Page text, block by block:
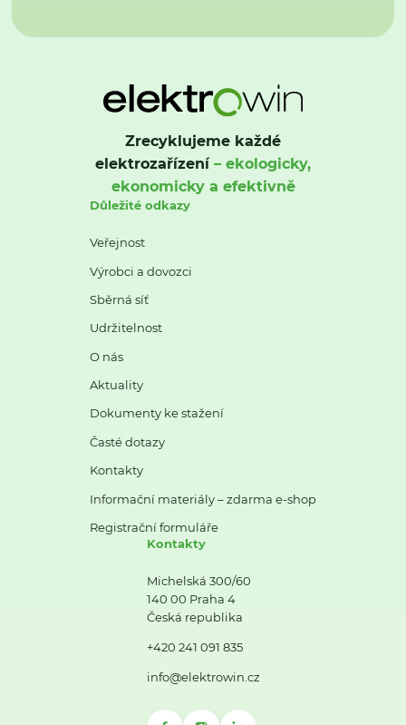
Zrecyklujeme každé
elektrozařízení– ekologicky,
ekonomicky a efektivně
Důležité odkazy
Veřejnost
Výrobci a dovozci
Sběrná síť
Udržitelnost
O nás
Aktuality
Dokumenty ke stažení
Časté dotazy
Kontakty
Informační materiály – zdarma e-shop
Registrační formuláře
Kontakty
Michelská 300/60
140 00 Praha 4
Česká republika
+420 241 091 835
info@elektrowin.cz